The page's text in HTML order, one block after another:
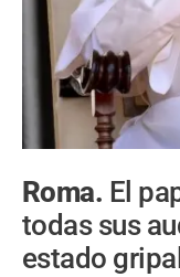
Roma. El
todas sus
estado